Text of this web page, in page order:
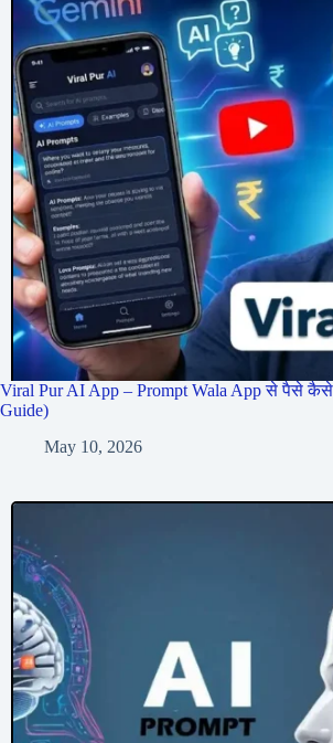
Viral Pur AI App – Prompt Wala App से पैसे कैसे
Guide)
May 10, 2026